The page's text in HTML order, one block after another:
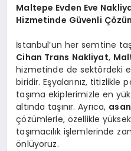
Maltepe Evden Eve
Hizmetinde Güvenli
İstanbul’un her semtine
Cihan Trans Nakliyat,
hizmetinde de sektördeki
biridir. Eşyalarınız,
taşıma ekiplerimizle en
altında taşınır. Ayrıca,
çözümlerle, özellikle
taşımacılık işlemlerinde
önlüyoruz.